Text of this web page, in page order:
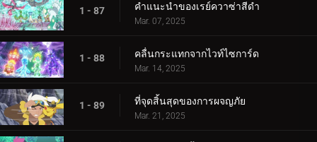
1 - 87 คำแนะนำของเรย์ควาซ่าสีดำ
Mar. 07, 2025
1 - 88 คลื่นกระแทกจากไวท์ไซการ์ด
Mar. 14, 2025
1 - 89 ที่จุดสิ้นสุดของการผจญภัย
Mar. 21, 2025